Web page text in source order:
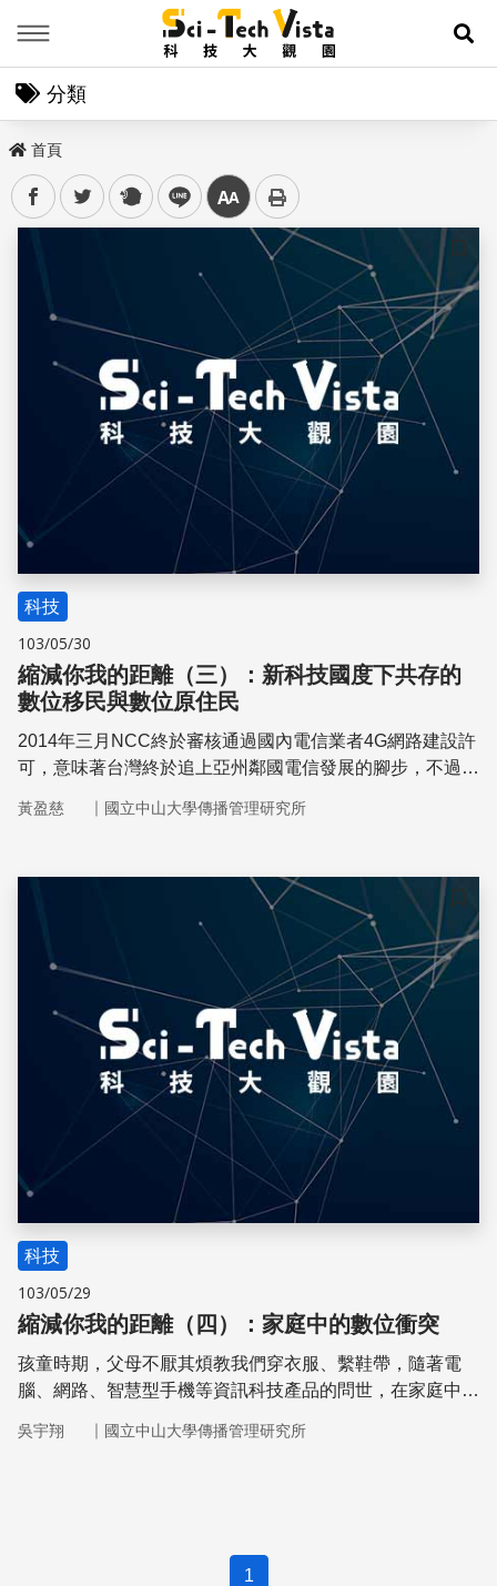
展
分類
首頁
facebooktwitter plurk line 中
儲存
科技
103/05/30
縮減你我的距離（三）：新科技國度下共存的
數位移民與數位原住民
2014年三月NCC終於審核通過國內電信業者4G網路建設許
可，意味著台灣終於追上亞州鄰國電信發展的腳步，不過面
慣網路吃到飽的使用者而言，面對這樣的方案接受度又有多
黃盈慈 ｜ 國立中山大學傳播管理研究所
儲存
科技
103/05/29
縮減你我的距離（四）：家庭中的數位衝突
孩童時期，父母不厭其煩教我們穿衣服、繫鞋帶，隨著電
腦、網路、智慧型手機等資訊科技產品的問世，在家庭中扮
落差不僅存在社會的每個角落，在每個家庭中，也以不同的
吳宇翔 ｜ 國立中山大學傳播管理研究所
1